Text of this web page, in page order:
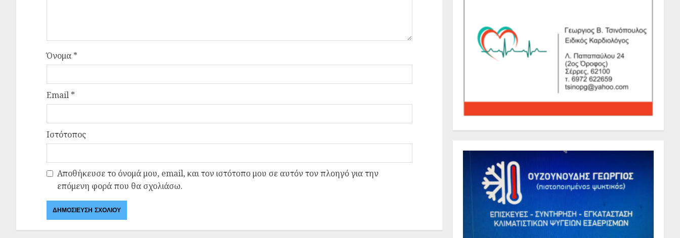
Όνομα *
Email *
Ιστότοπος
Αποθήκευσε το όνομά μου, email, και τον ιστότοπο μου σε αυτόν τον πλοηγό για την
επόμενη φορά που θα σχολιάσω.